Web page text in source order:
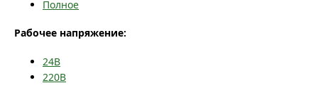
Полное
Рабочее напряжение:
24В
220В